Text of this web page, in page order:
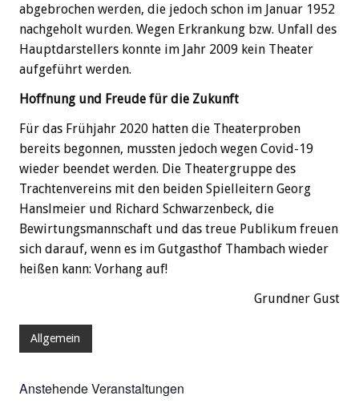
abgebrochen werden, die jedoch schon im Januar 1952
nachgeholt wurden. Wegen Erkrankung bzw. Unfall des
Hauptdarstellers konnte im Jahr 2009 kein Theater
aufgeführt werden.
Hoffnung und Freude für die Zukunft
Für das Frühjahr 2020 hatten die Theaterproben
bereits begonnen, mussten jedoch wegen Covid-19
wieder beendet werden. Die Theatergruppe des
Trachtenvereins mit den beiden Spielleitern Georg
Hanslmeier und Richard Schwarzenbeck, die
Bewirtungsmannschaft und das treue Publikum freuen
sich darauf, wenn es im Gutgasthof Thambach wieder
heißen kann: Vorhang auf!
Grundner Gust
Allgemein
Anstehende Veranstaltungen